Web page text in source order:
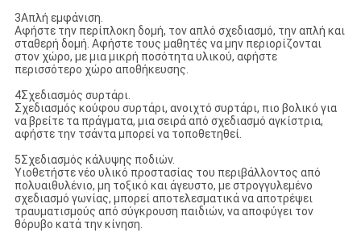
3Απλή εμφάνιση.
Αφήστε την περίπλοκη δομή, τον απλό σχεδιασμό, την απλή και
σταθερή δομή. Αφήστε τους μαθητές να μην περιορίζονται
στον χώρο, με μια μικρή ποσότητα υλικού, αφήστε
περισσότερο χώρο αποθήκευσης.
4Σχεδιασμός συρτάρι.
Σχεδιασμός κούφου συρτάρι, ανοιχτό συρτάρι, πιο βολικό για
να βρείτε τα πράγματα, μια σειρά από σχεδιασμό αγκίστρια,
αφήστε την τσάντα μπορεί να τοποθετηθεί.
5Σχεδιασμός κάλυψης ποδιών.
Υιοθετήστε νέο υλικό προστασίας του περιβάλλοντος από
πολυαιθυλένιο, μη τοξικό και άγευστο, με στρογγυλεμένο
σχεδιασμό γωνίας, μπορεί αποτελεσματικά να αποτρέψει
τραυματισμούς από σύγκρουση παιδιών, να αποφύγει τον
θόρυβο κατά την κίνηση.